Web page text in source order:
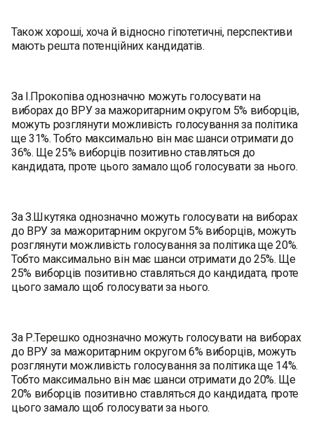
Також хороші, хоча й відносно гіпотетичні, перспективи
мають решта потенційних кандидатів.
За І.Прокопіва однозначно можуть голосувати на
виборах до ВРУ за мажоритарним округом 5% виборців,
можуть розглянути можливість голосування за політика
ще 31%. Тобто максимально він має шанси отримати до
36%. Ще 25% виборців позитивно ставляться до
кандидата, проте цього замало щоб голосувати за нього.
За З.Шкутяка однозначно можуть голосувати на виборах
до ВРУ за мажоритарним округом 5% виборців, можуть
розглянути можливість голосування за політика ще 20%.
Тобто максимально він має шанси отримати до 25%. Ще
25% виборців позитивно ставляться до кандидата, проте
цього замало щоб голосувати за нього.
За Р.Терешко однозначно можуть голосувати на виборах
до ВРУ за мажоритарним округом 6% виборців, можуть
розглянути можливість голосування за політика ще 14%.
Тобто максимально він має шанси отримати до 20%. Ще
20% виборців позитивно ставляться до кандидата, проте
цього замало щоб голосувати за нього.